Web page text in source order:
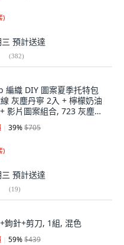
)
預計送達
(382)
編織 DIY 圖案夏季托特包
灰塵丹寧 2入 + 檸檬奶油
影片圖案組合, 723 灰塵丹
檬奶油, 744 鮮豔黃, 1套
39%$705
)
預計送達
(19)
鉤針+剪刀, 1組, 混色
59%$439